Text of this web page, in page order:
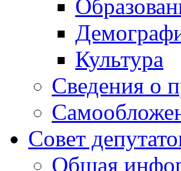
Культура
Сведения о
Совет
Общая